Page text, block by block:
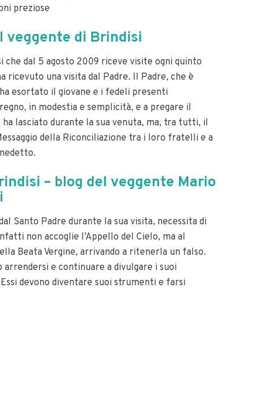
preziose
veggente di Brindisi
che dal 5 agosto 2009 riceve visite ogni quinto
ricevuto una visita dal Padre. Il Padre, che è
esortato il giovane e i fedeli presenti
in modestia e semplicità, e a pregare il
ha lasciato durante la sua venuta, ma, tra tutti, il
della Riconciliazione tra i loro fratelli e a
– blog del veggente Mario
Santo Padre durante la sua visita, necessita di
non accoglie l’Appello del Cielo, ma al
Beata Vergine, arrivando a ritenerla un falso.
e continuare a divulgare i suoi
Essi devono diventare suoi strumenti e farsi